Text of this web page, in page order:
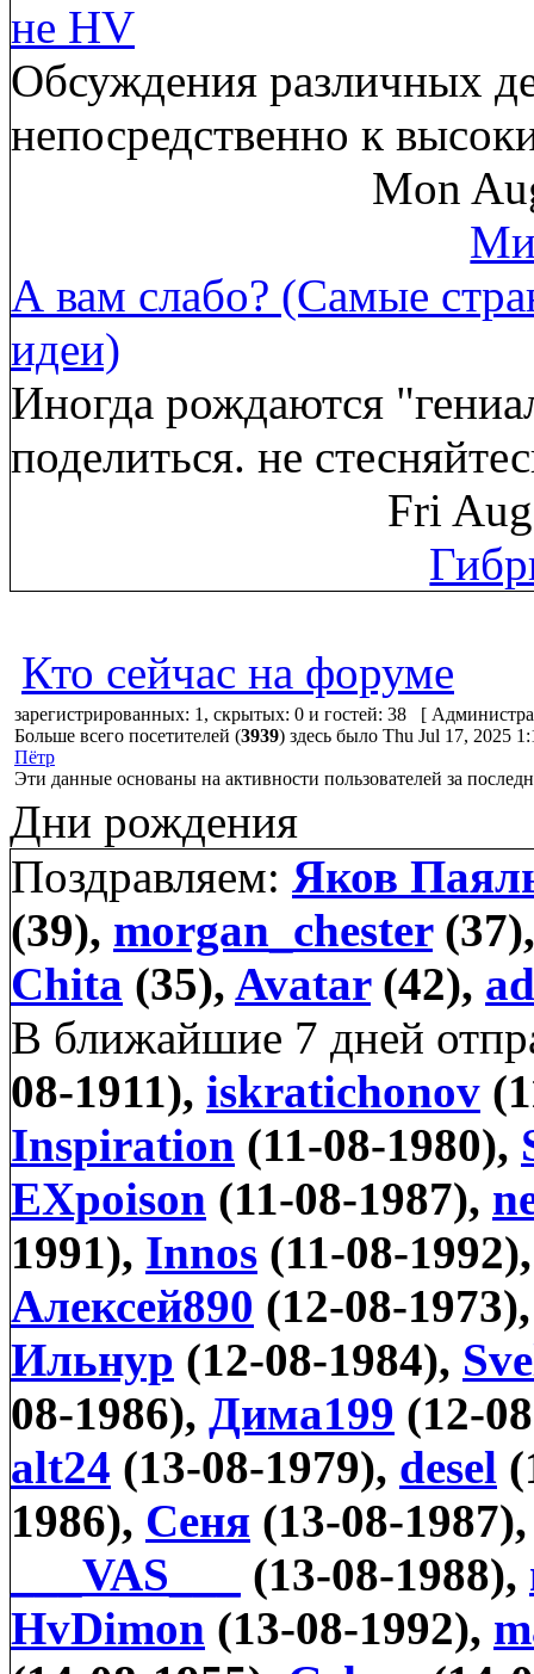
не HV
Обсуждения различных
непосредственно к
Mon
А вам слабо? (Самые
идеи)
Иногда рождаются
поделиться. не
Fri
Кто сейчас на форуме
зарегистрированных: 1, скрытых: 0 и гостей: 38 [
Больше всего посетителей (3939) здесь было Thu Jul 17, 2025
Пётр
Эти данные основаны на активности пользователей за
Дни рождения
Поздравляем: Яков
(39), morgan_chester
Chita (35), Avatar(42),
В ближайшие 7 дней
08-1911), iskratichonov
Inspiration (11-08-1980),
EXpoison (11-08-1987),
1991), Innos (11-08-
Алексей890 (12-08-
Ильнур (12-08-1984),
08-1986), Дима199 (12-
alt24 (13-08-1979), desel
1986), Сеня (13-08-
___VAS___
(13-08-1988),
HvDimon (13-08-1992),